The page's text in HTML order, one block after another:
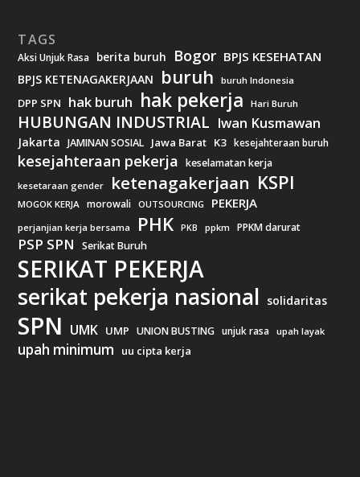
TAGS
Aksi Unjuk Rasa berita buruh Bogor BPJS KESEHATAN
BPJS KETENAGAKERJAAN buruh buruh Indonesia
DPP SPN hak buruh hak pekerja Hari Buruh
HUBUNGAN INDUSTRIAL Iwan Kusmawan
Jakarta JAMINAN SOSIAL Jawa Barat K3 kesejahteraan buruh
kesejahteraan pekerja keselamatan kerja
kesetaraan gender ketenagakerjaan KSPI
MOGOK KERJA morowali OUTSOURCING PEKERJA
perjanjian kerja bersama PHK PKB ppkm PPKM darurat
PSP SPN Serikat Buruh
SERIKAT PEKERJA
serikat pekerja nasional solidaritas
SPN UMK UMP UNION BUSTING unjuk rasa upah layak
upah minimum uu cipta kerja